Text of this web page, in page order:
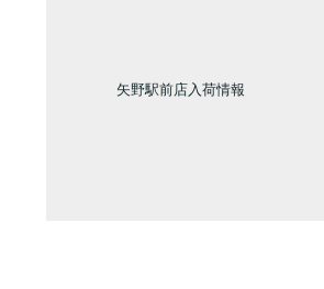
矢野駅前店入荷情報